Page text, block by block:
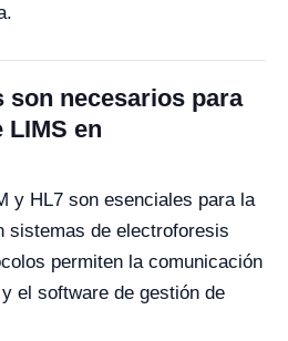
son necesarios para
LIMS en
y HL7 son esenciales para la
sistemas de electroforesis
permiten la comunicación
el software de gestión de